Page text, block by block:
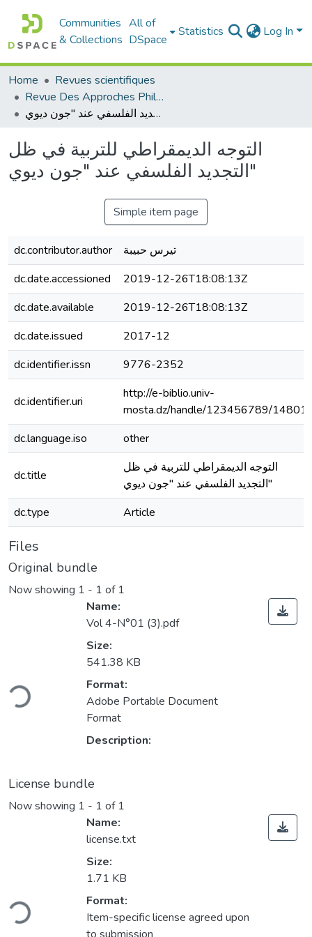
Communities
& Collections
All of
DSpace
Statistics Log In
Home
Revues scientifiques
Revue Des Approches Philosophiques
التوجه الديمقراطي للتربية في ظل التجديد الفلسفي عند "جون ديوي"
التوجه الديمقراطي للتربية في ظل
التجديد الفلسفي عند "جون ديوي"
Simple item page
dc.contributor.author
تيرس حبيبة
dc.date.accessioned
2019-12-26T18:08:13Z
dc.date.available
2019-12-26T18:08:13Z
dc.date.issued
2017-12
dc.identifier.issn
9776-2352
dc.identifier.uri
http://e-biblio.univ-
mosta.dz/handle/123456789/14801
dc.language.iso
other
dc.title
التوجه الديمقراطي للتربية في ظل
التجديد الفلسفي عند "جون ديوي"
dc.type
Article
Files
Original bundle
Now showing 1 - 1 of 1
Name:
Vol 4-N°01 (3).pdf
Size:
541.38 KB
Format:
Adobe Portable Document
Format
Description:
License bundle
Now showing 1 - 1 of 1
Name:
license.txt
Size:
1.71 KB
Format:
Item-specific license agreed upon